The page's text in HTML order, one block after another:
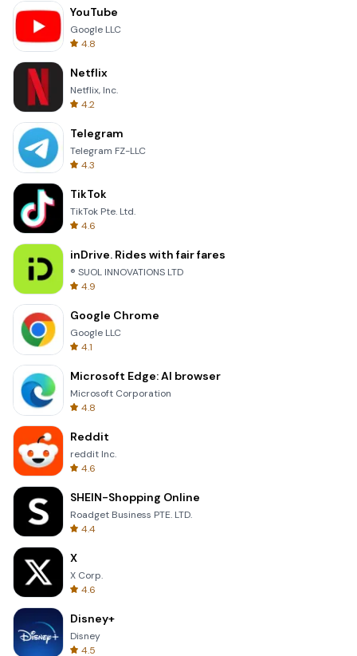
YouTube
Google LLC
4.8
Netflix
Netflix, Inc.
4.2
Telegram
Telegram FZ-LLC
4.3
TikTok
TikTok Pte. Ltd.
4.6
inDrive. Rides with fair fares
® SUOL INNOVATIONS LTD
4.9
Google Chrome
Google LLC
4.1
Microsoft Edge: AI browser
Microsoft Corporation
4.8
Reddit
reddit Inc.
4.6
SHEIN-Shopping Online
Roadget Business PTE. LTD.
4.4
X
X Corp.
4.6
Disney+
Disney
4.5